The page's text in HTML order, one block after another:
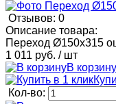
Отзывов: 0
Описание товара:
Переход Ø150x315
1 011 руб. / шт
В корзину
Кол-во: